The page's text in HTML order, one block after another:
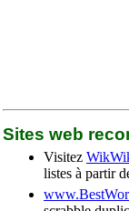
Sites web
Visitez
listes à partir